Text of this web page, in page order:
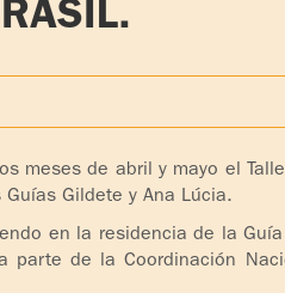
meses de abril y mayo el
Gildete y Ana Lúcia.
en la residencia de la
parte de la Coordinación